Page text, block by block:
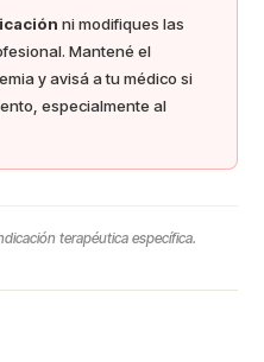
ni modifiques las
Mantené el
y avisá a tu médico si
especialmente al
terapéutica específica.